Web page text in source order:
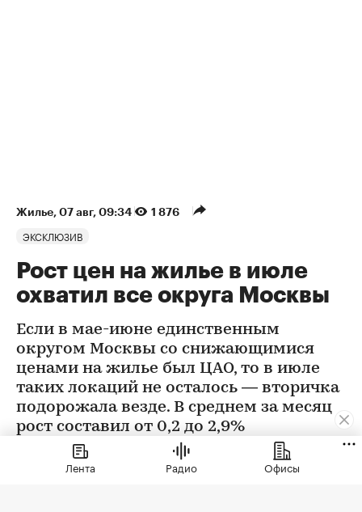
Жилье⁠, 07 авг, 09:34 1 876
ЭКСКЛЮЗИВ
Рост цен на жилье в июле
охватил все округа Москвы
Если в мае-июне единственным
округом Москвы со снижающимися
ценами на жилье был ЦАО, то в июле
таких локаций не осталось — вторичка
подорожала везде. В среднем за месяц
рост составил от 0,2 до 2,9%
Лента Радио Офисы